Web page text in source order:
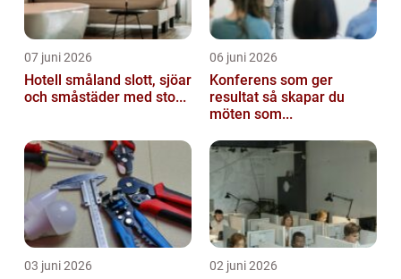
07 juni 2026
Hotell småland slott, sjöar
och småstäder med sto...
06 juni 2026
Konferens som ger
resultat så skapar du
möten som...
03 juni 2026 02 juni 2026